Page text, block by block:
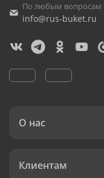
По любым вопросам
info@rus-buket.ru
О нас
Клиентам